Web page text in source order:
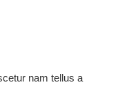
nam tellus a